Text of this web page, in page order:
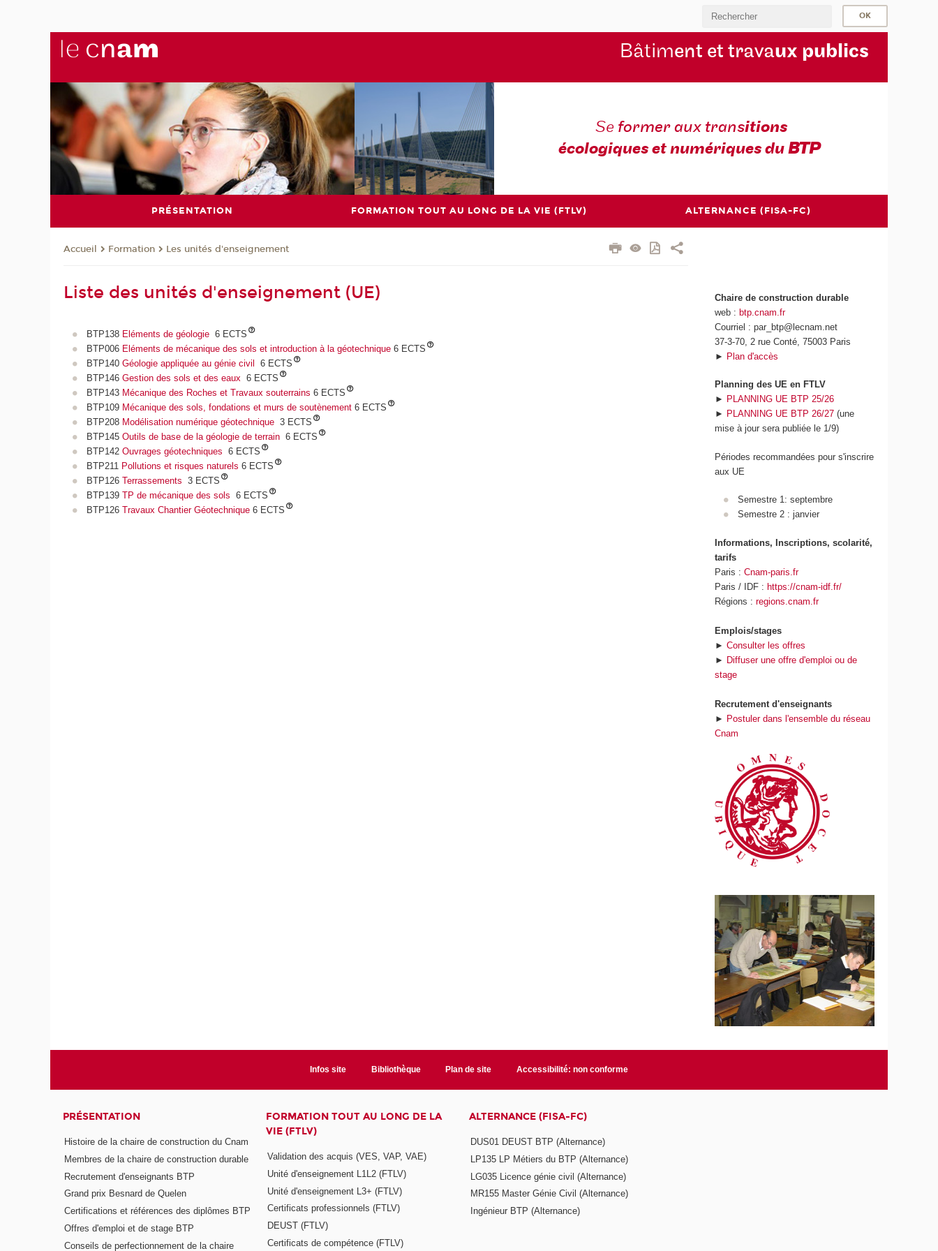
Bâtiment et travaux publics
Se former aux transitions
écologiques et numériques duBTP
PRÉSENTATION FORMATION TOUT AU LONG DE LA VIE (FTLV) ALTERNANCE (FISA-FC)
Accueil Formation Les unités d'enseignement
Liste des unités d'enseignement (UE)
BTP138 Eléments de géologie 6 ECTS
BTP006 Eléments de mécanique des sols et introduction à la géotechnique6 ECTS
BTP140 Géologie appliquée au génie civil
6 ECTS
BTP146 Gestion des sols et des eaux 6 ECTS
BTP143 Mécanique des Roches et Travaux souterrains 6 ECTS
BTP109 Mécanique des sols, fondations et murs de soutènement6 ECTS
BTP208 Modélisation numérique géotechnique3 ECTS
BTP145 Outils de base de la géologie de terrain6 ECTS
BTP142 Ouvrages géotechniques 6 ECTS
BTP211 Pollutions et risques naturels 6 ECTS
BTP126 Terrassements 3 ECTS
BTP139 TP de mécanique des sols 6 ECTS
BTP126 Travaux Chantier Géotechnique6 ECTS
Chaire de construction durable
web :btp.cnam.fr
Courriel : par_btp@lecnam.net
37-3-70, 2 rue Conté, 75003 Paris
► Plan d'accès
Planning des UE en FTLV
► PLANNING UE BTP 25/26
► PLANNING UE BTP 26/27 (une
mise à jour sera publiée le 1/9)
Périodes recommandées pour s'inscrire
aux UE
Semestre 1: septembre
Semestre 2 : janvier
Informations, Inscriptions, scolarité,
tarifs
Paris :Cnam-paris.fr
Paris / IDF :https://cnam-idf.fr/
Régions :regions.cnam.fr
Emplois/stages
►Consulter les offres
► Diffuser une offre d'emploi ou de
stage
Recrutement d'enseignants
► Postuler dans l'ensemble du réseau
Cnam
Infos site Bibliothèque Plan de site Accessibilité: non conforme
PRÉSENTATION
Histoire de la chaire de construction du Cnam
Membres de la chaire de construction durable
Recrutement d'enseignants BTP
Grand prix Besnard de Quelen
Certifications et références des diplômes BTP
Offres d'emploi et de stage BTP
Conseils de perfectionnement de la chaire
FORMATION TOUT AU LONG DE LA
VIE (FTLV)
Validation des acquis (VES, VAP, VAE)
Unité d'enseignement L1L2 (FTLV)
Unité d'enseignement L3+ (FTLV)
Certificats professionnels (FTLV)
DEUST (FTLV)
Certificats de compétence (FTLV)
ALTERNANCE (FISA-FC)
DUS01 DEUST BTP (Alternance)
LP135 LP Métiers du BTP (Alternance)
LG035 Licence génie civil (Alternance)
MR155 Master Génie Civil (Alternance)
Ingénieur BTP (Alternance)